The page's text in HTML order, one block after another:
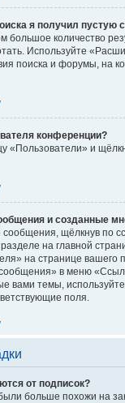
я получил пустую
большое количество
Используйте
поиска и форумы, на
конференции?
«Пользователи» и
и созданные
щёлкнув по
на главной
на странице вашего
в меню
вами темы,
поля.
от подписок?
больше похожи на